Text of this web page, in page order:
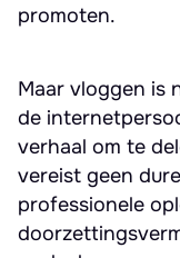
promoten.
Maar vloggen is
de
verhaal om te
vereist geen
professionele